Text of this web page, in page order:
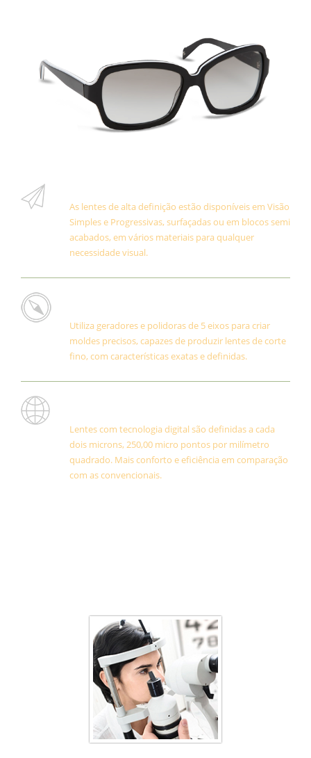
As lentes de alta definição estão disponíveis em Visão
Simples e Progressivas, surfaçadas ou em blocos semi
acabados, em vários materiais para qualquer
necessidade visual.
Utiliza geradores e polidoras de 5 eixos para criar
moldes precisos, capazes de produzir lentes de corte
fino, com características exatas e definidas.
Lentes com tecnologia digital são definidas a cada
dois microns, 250,00 micro pontos por milímetro
quadrado. Mais conforto e eficiência em comparação
com as convencionais.